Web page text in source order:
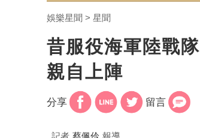
娛樂星聞 星聞
昔服役海軍陸戰
親自上陣
分享 留言